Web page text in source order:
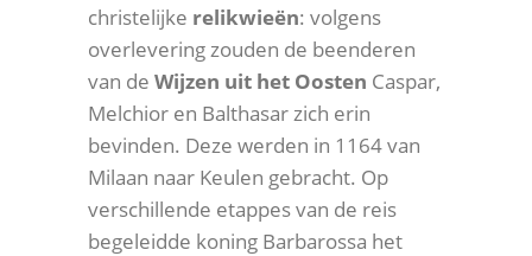
christelijke relikwieën: volgens
overlevering zouden de beenderen
van de Wijzen uit het Oosten Caspar,
Melchior en Balthasar zich erin
bevinden. Deze werden in 1164 van
Milaan naar Keulen gebracht. Op
verschillende etappes van de reis
begeleidde koning Barbarossa het